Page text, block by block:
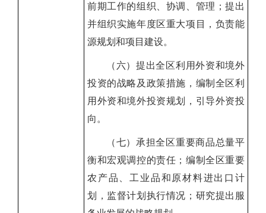
前期工作的组织、协调、管理；提出
并组织实施年度区重大项目，负责能
源规划和项目建设。
（六）提出全区利用外资和境外
投资的战略及政策措施，编制全区利
用外资和境外投资规划，引导外资投
向。
（七）承担全区重要商品总量平
衡和宏观调控的责任；编制全区重要
农产品、工业品和原材料进出口计
划，监督计划执行情况；研究提出服